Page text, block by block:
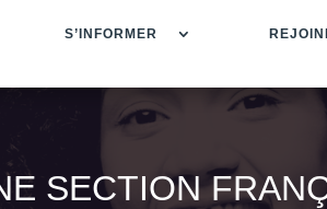
S’INFORMER
SECTION